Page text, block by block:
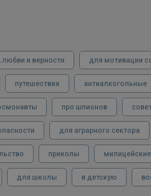
и верности для мотивации
путешествия антиалкогольные
про шпионов
для аграрного сектора
приколы милицейские
для школы в детскую